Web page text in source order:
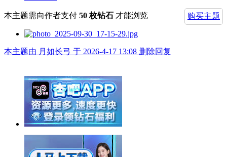
购买主题
本主题需向作者支付 50 枚钻石 才能浏览
本主题由 月如长弓 于 2026-4-17 13:08 删除回复